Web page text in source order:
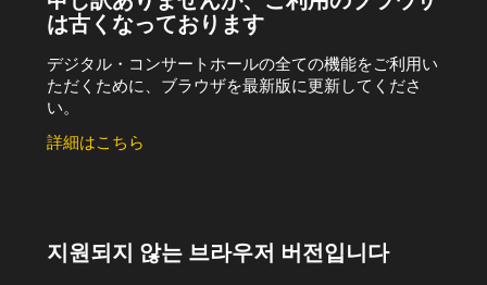
は古くなっております
デジタル・コンサートホールの全ての機能をご利用い
ただくために、ブラウザを最新版に更新してくださ
い。
詳細はこちら
지원되지 않는 브라우저 버전입니다